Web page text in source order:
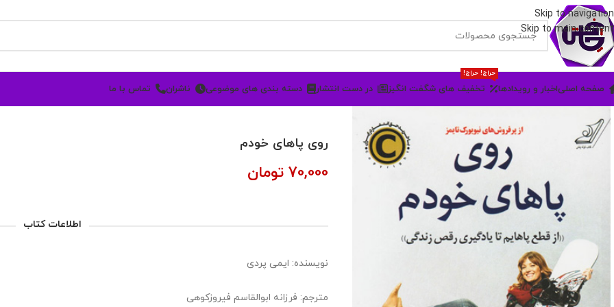
Skip to navigation
Skip to main content
صفحه اصلیاخبار و رویدادها تخفیف های شگفت انگیز
حراج! حراج!
در دست انتشار دسته بندی های موضوعی ناشران تماس با ما
روی پاهای خودم
70,000 تومان
اطلاعات کتاب
نویسنده: ایمی پردی
مترجم: فرزانه ابوالقاسم فیروزکوهی